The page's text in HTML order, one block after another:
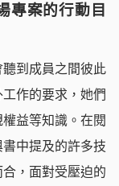
專案的行動目
到成員之間彼此
作的要求，她們
益等知識。在閱
中提及的許多技
，面對受壓迫的